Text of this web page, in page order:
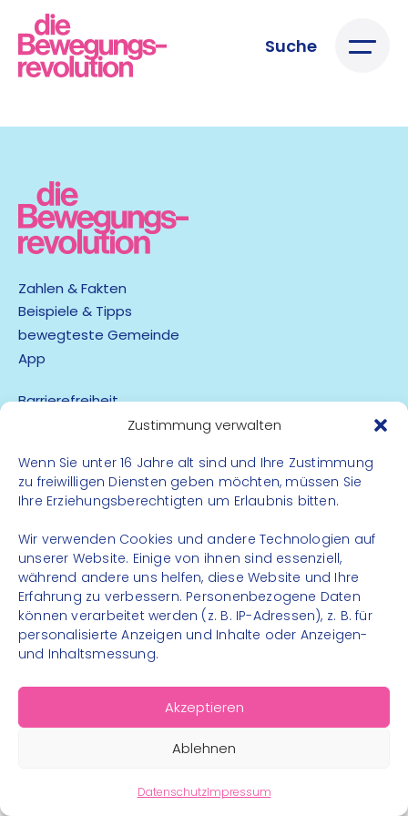
Zustimmung verwalten
Wenn Sie unter 16 Jahre alt sind und Ihre Zustimmung
zu freiwilligen Diensten geben möchten, müssen Sie
Ihre Erziehungsberechtigten um Erlaubnis bitten.
Wir verwenden Cookies und andere Technologien auf
unserer Website. Einige von ihnen sind essenziell,
während andere uns helfen, diese Website und Ihre
Erfahrung zu verbessern. Personenbezogene Daten
können verarbeitet werden (z. B. IP-Adressen), z. B. für
personalisierte Anzeigen und Inhalte oder Anzeigen-
und Inhaltsmessung.
Akzeptieren
Ablehnen
DatenschutzImpressum
Suche
Zahlen & Fakten
Beispiele & Tipps
bewegteste Gemeinde
App
Barrierefreiheit
Kontakt
Instagram
Facebook
© 2026 – Bewegungsland Steiermark gGmbH - Alle